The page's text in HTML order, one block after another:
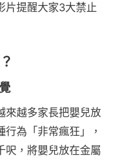
片提醒大家3大禁止
來越多家長把嬰兒放
為「非常瘋狂」，
呎，將嬰兒放在金屬